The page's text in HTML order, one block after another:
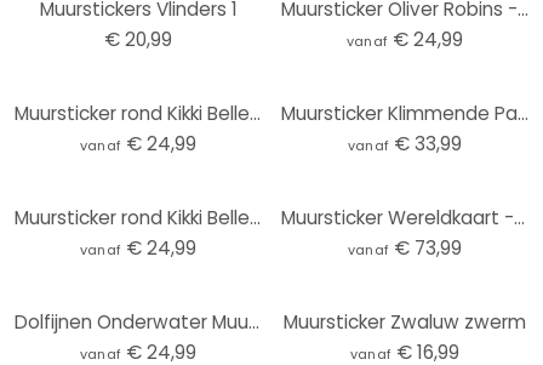
Muurstickers Vlinders 1
€ 20,99
Muursticker Oliver Robins - Kleurrijke boerderij met dieren
vanaf € 24,99
Muursticker rond Kikki Belle - Plezier in het Bos
vanaf € 24,99
Muursticker Klimmende Panda
vanaf € 33,99
Muursticker rond Kikki Belle - Zoeken in de Jungle
vanaf € 24,99
Muursticker Wereldkaart - Travel the World
vanaf € 73,99
Dolfijnen Onderwater Muursticker - Rond
vanaf € 24,99
Muursticker Zwaluw zwerm
vanaf € 16,99